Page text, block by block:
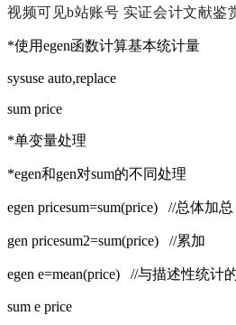
视频可见b站账号 实证会计文献鉴
*使用egen函数计算基本统计量
sysuse auto,replace
sum price
*单变量处理
*egen和gen对sum的不同处理
egen pricesum=sum(price) //总体加总
gen pricesum2=sum(price) //累加
egen e=mean(price) //与描述性统计
sum e price